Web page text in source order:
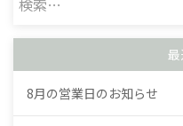
索:
8月の営業日のお知らせ